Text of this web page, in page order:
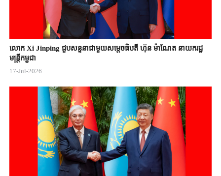
លោក Xi Jinping ជួបសន្ទនាជាមួយសម្តេចធិបតី ហ៊ុន ម៉ាណែត នាយករដ្ឋ
មន្ត្រីកម្ពុជា
17-Jul-2026